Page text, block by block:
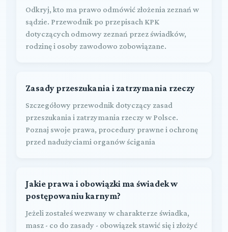
Odkryj, kto ma prawo odmówić złożenia zeznań w
sądzie. Przewodnik po przepisach KPK
dotyczących odmowy zeznań przez świadków,
rodzinę i osoby zawodowo zobowiązane.
Zasady przeszukania i zatrzymania rzeczy
Szczegółowy przewodnik dotyczący zasad
przeszukania i zatrzymania rzeczy w Polsce.
Poznaj swoje prawa, procedury prawne i ochronę
przed nadużyciami organów ścigania
Jakie prawa i obowiązki ma świadek w
postępowaniu karnym?
Jeżeli zostałeś wezwany w charakterze świadka,
masz - co do zasady - obowiązek stawić się i złożyć